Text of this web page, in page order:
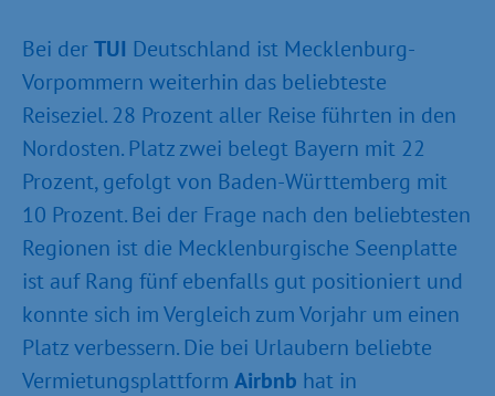
Bei derTUI Deutschland ist Mecklenburg-
Vorpommern weiterhin das beliebteste
Reiseziel. 28 Prozent aller Reise führten in den
Nordosten. Platz zwei belegt Bayern mit 22
Prozent, gefolgt von Baden-Württemberg mit
10 Prozent. Bei der Frage nach den beliebtesten
Regionen ist die Mecklenburgische Seenplatte
ist auf Rang fünf ebenfalls gut positioniert und
konnte sich im Vergleich zum Vorjahr um einen
Platz verbessern. Die bei Urlaubern beliebte
Vermietungsplattform Airbnb hat in